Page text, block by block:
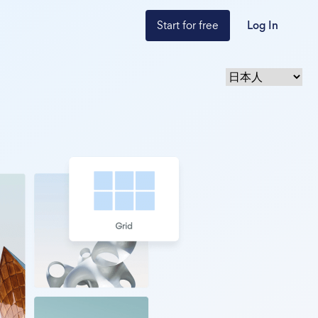
Start for free Log In